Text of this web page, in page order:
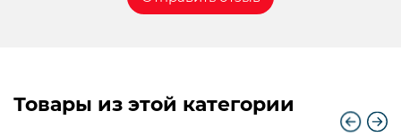
Товары из этой категории